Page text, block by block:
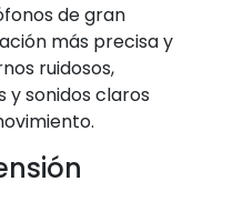
de gran
más precisa y
ruidosos,
y sonidos claros